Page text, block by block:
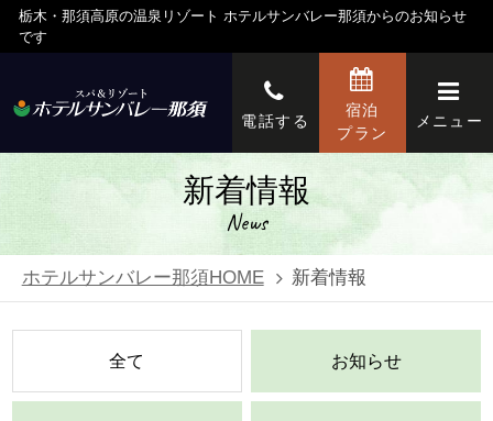
栃木・那須高原の温泉リゾート ホテルサンバレー那須からのお知らせ
です
電話する
宿泊
プラン
メニュー
新着情報
News
ホテルサンバレー那須HOME 新着情報
全て お知らせ